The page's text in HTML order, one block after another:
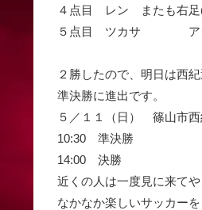
４点目 レン またも右足
５点目 ツカサ ア
２勝したので、明日は西
準決勝に進出です。
５／１１（日） 篠山市
10:30 準決勝
14:00 決勝
近くの人は一度見に来てや
なかなか楽しいサッカー